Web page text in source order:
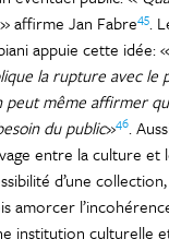
affirme Jan Fabre45.
appuie cette idée: «
la rupture avec le
même affirmer
du public»46.
entre la culture et
d’une
amorcer
institution culturelle